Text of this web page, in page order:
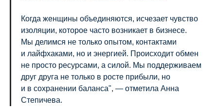
Когда женщины объединяются, исчезает чувство
изоляции, которое часто возникает в бизнесе.
Мы делимся не только опытом, контактами
и лайфхаками, но и энергией. Происходит обмен
не просто ресурсами, а силой. Мы поддерживаем
друг друга не только в росте прибыли, но
и в сохранении баланса", — отметила Анна
Степичева.